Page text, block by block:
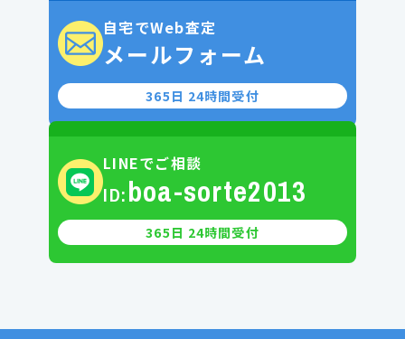
自宅でWeb査定
メールフォーム
365日 24時間受付
LINEでご相談
ID:boa-sorte2013
365日 24時間受付